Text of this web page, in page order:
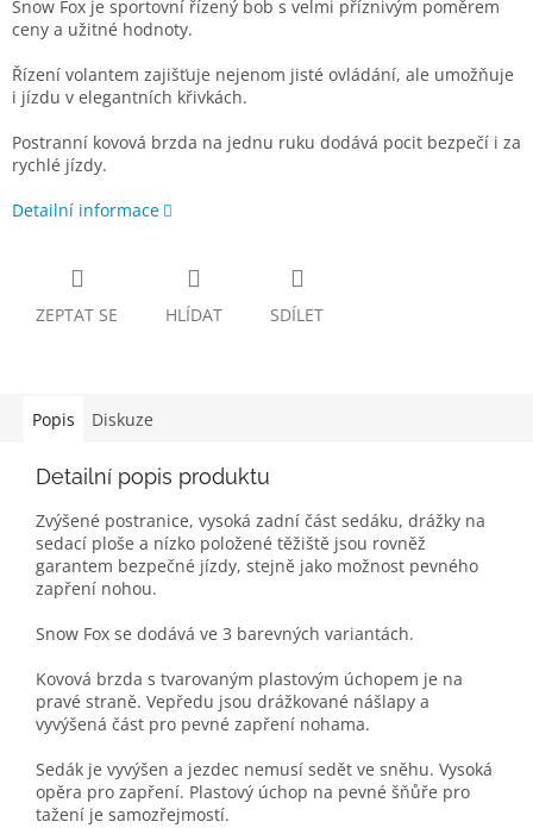
Snow Fox je sportovní řízený bob s velmi příznivým poměrem
ceny a užitné hodnoty.
Řízení volantem zajišťuje nejenom jisté ovládání, ale umožňuje
i jízdu v elegantních křivkách.
Postranní kovová brzda na jednu ruku dodává pocit bezpečí i za
rychlé jízdy.
Detailní informace
ZEPTAT SE HLÍDAT SDÍLET
Popis Diskuze
Detailní popis produktu
Zvýšené postranice, vysoká zadní část sedáku, drážky na
sedací ploše a nízko položené těžiště jsou rovněž
garantem bezpečné jízdy, stejně jako možnost pevného
zapření nohou.
Snow Fox se dodává ve 3 barevných variantách.
Kovová brzda s tvarovaným plastovým úchopem je na
pravé straně. Vepředu jsou drážkované nášlapy a
vyvýšená část pro pevné zapření nohama.
Sedák je vyvýšen a jezdec nemusí sedět ve sněhu. Vysoká
opěra pro zapření. Plastový úchop na pevné šňůře pro
tažení je samozřejmostí.